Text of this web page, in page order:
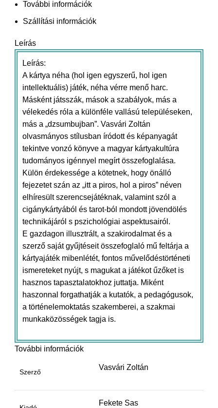
További információk
Szállítási információk
Leírás
Leírás:
A kártya néha (hol igen egyszerű, hol igen
intellektuális) játék, néha vérre menő harc.
Másként játsszák, mások a szabályok, más a
vélekedés róla a különféle vallású településeken,
más a „dzsumbujban”. Vasvári Zoltán
olvasmányos stílusban íródott és képanyagát
tekintve vonzó könyve a magyar kártyakultúra
tudományos igénnyel megírt összefoglalása.
Külön érdekessége a kötetnek, hogy önálló
fejezetet szán az „itt a piros, hol a piros” néven
elhíresült szerencsejátéknak, valamint szól a
cigánykártyából és tarot-ból mondott jövendölés
technikájáról s pszichológiai aspektusairól.
E gazdagon illusztrált, a szakirodalmat és a
szerző saját gyűjtéseit összefoglaló mű feltárja a
kártyajáték mibenlétét, fontos művelődéstörténeti
ismereteket nyújt, s magukat a játékot űzőket is
hasznos tapasztalatokhoz juttatja. Miként
haszonnal forgathatják a kutatók, a pedagógusok,
a történelemoktatás szakemberei, a szakmai
munkaközösségek tagja is.
További információk
Szerző
Vasvári Zoltán
Fekete Sas